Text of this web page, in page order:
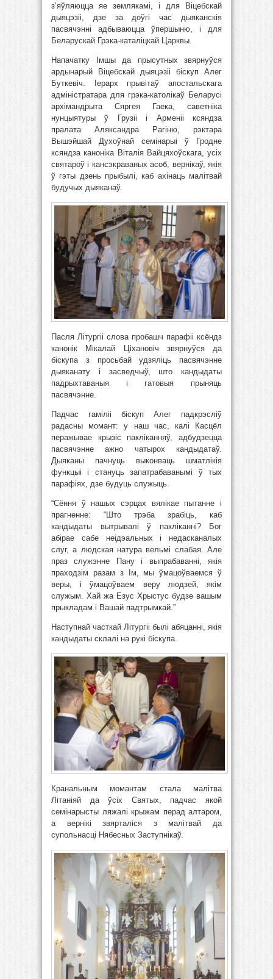
з’яўляюцца яе землякамі, і для Віцебскай
дыяцэзіі, дзе за доўгі час дыяканскія
пасвячэнні адбываюцца ўпершыню, і для
Беларускай Грэка-каталіцкай Царквы.
Напачатку Імшы да прысутных звярнуўся
ардынарый Віцебскай дыяцэзіі біскуп Алег
Буткевіч. Іерарх прывітаў апостальскага
адміністратара для грэка-католікаў Беларусі
архімандрыта Сяргея Гаека, саветніка
нунцыятуры ў Грузіі і Арменіі ксяндза
пралата Аляксандра Рагіню, рэктара
Вышэйшай Духоўнай семінарыі ў Гродне
ксяндза каноніка Віталія Вайцяхоўскага, усіх
святароў і кансэкраваных асоб, вернікаў, якія
ў гэты дзень прыбылі, каб ахінаць малітвай
будучых дыяканаў.
Пасля Літургіі слова пробашч парафіі ксёндз
канонік Мікалай Ціхановіч звярнуўся да
біскупа з просьбай удзяліць пасвячэнне
дыяканату і засведчыў, што кандыдаты
падрыхтаваныя і гатовыя прыняць
пасвячэнне.
Падчас гаміліі біскуп Алег падкрэсліў
радасны момант: у наш час, калі Касцёл
перажывае крызіс пакліканняў, адбудзецца
пасвячэнне ажно чатырох кандыдатаў.
Дыяканы пачнуць выконваць шматлікія
функцыі і стануць запатрабаванымі ў тых
парафіях, дзе будуць служыць.
“Сёння ў нашых сэрцах вялікае пытанне і
прагненне: “Што трэба зрабіць, каб
кандыдаты вытрывалі ў пакліканні? Бог
абірае сабе неідэальных і недасканалых
слуг, а людская натура вельмі слабая. Але
праз служэнне Пану і выпрабаванні, якія
праходзім разам з Ім, мы ўмацоўваемся ў
веры, і ўмацоўваем веру людзей, якім
служым. Хай жа Езус Хрыстус будзе вашым
прыкладам і Вашай падтрымкай.”
Наступнай часткай Літургіі былі абяцанні, якія
кандыдаты склалі на рукі біскупа.
Кранальным момантам стала малітва
Літаніяй да ўсіх Святых, падчас якой
семінарыcты ляжалі крыжам перад алтаром,
а вернікі звярталіся з малітвай да
супольнасці Нябесных Заступнікаў.